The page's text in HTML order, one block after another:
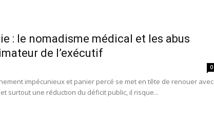
: le nomadisme médical et les abus
de l’exécutif
0
impécunieux et panier percé se met en tête de renouer avec
surtout une réduction du déficit public, il risque...